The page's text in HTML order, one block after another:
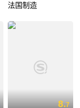
法国制造
8.7